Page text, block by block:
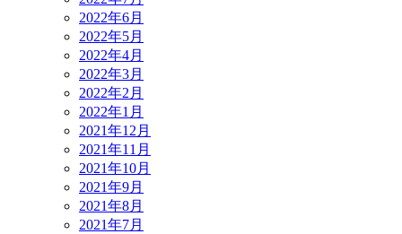
2022年6月
2022年5月
2022年4月
2022年3月
2022年2月
2022年1月
2021年12月
2021年11月
2021年10月
2021年9月
2021年8月
2021年7月